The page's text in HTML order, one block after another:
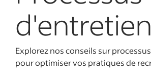
d'entretien
Explorez nos conseils sur
pour optimiser vos pratiques de